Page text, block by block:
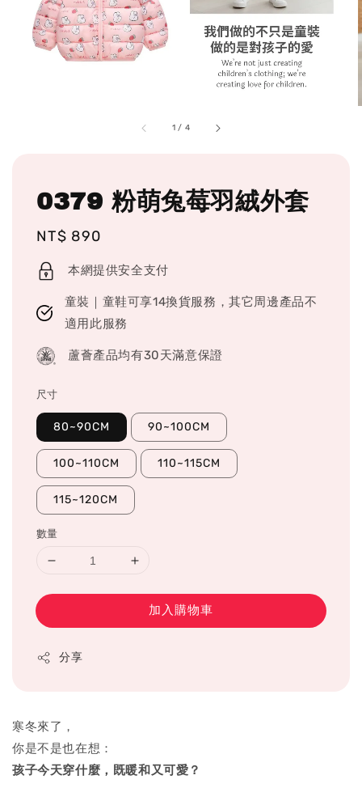
1 / 4
0379 粉萌兔莓羽絨外套
Regular
price
NT$ 890
本網提供安全支付
童裝｜童鞋可享14換貨服務，其它周邊產品不
適用此服務
蘆薈產品均有30天滿意保證
尺寸
80~90CM 90~100CM
100~110CM 110~115CM
115~120CM
數量
加入購物車
分享
寒冬來了，
你是不是也在想：
孩子今天穿什麼，既暖和又可愛？